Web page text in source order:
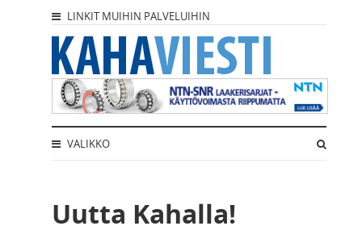
LINKIT MUIHIN PALVELUIHIN
VALIKKO
Uutta Kahalla!